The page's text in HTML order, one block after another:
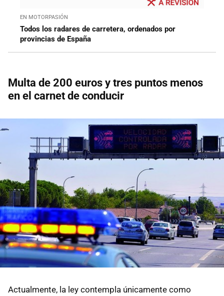
EN MOTORPASIÓN
Todos los radares de carretera, ordenados por
provincias de España
Multa de 200 euros y tres puntos menos
en el carnet de conducir
Actualmente, la ley contempla únicamente como